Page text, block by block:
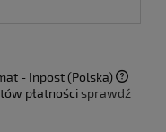
- Inpost(Polska)
płatnościsprawdź